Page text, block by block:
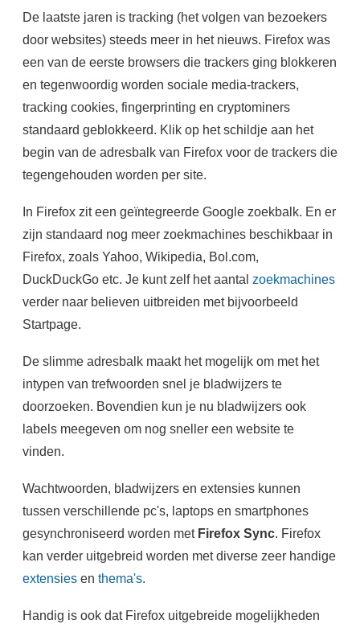
De laatste jaren is tracking (het volgen van bezoekers
door websites) steeds meer in het nieuws. Firefox was
een van de eerste browsers die trackers ging blokkeren
en tegenwoordig worden sociale media-trackers,
tracking cookies, fingerprinting en cryptominers
standaard geblokkeerd. Klik op het schildje aan het
begin van de adresbalk van Firefox voor de trackers die
tegengehouden worden per site.
In Firefox zit een geïntegreerde Google zoekbalk. En er
zijn standaard nog meer zoekmachines beschikbaar in
Firefox, zoals Yahoo, Wikipedia, Bol.com,
DuckDuckGo etc. Je kunt zelf het aantal zoekmachines
verder naar believen uitbreiden met bijvoorbeeld
Startpage.
De slimme adresbalk maakt het mogelijk om met het
intypen van trefwoorden snel je bladwijzers te
doorzoeken. Bovendien kun je nu bladwijzers ook
labels meegeven om nog sneller een website te
vinden.
Wachtwoorden, bladwijzers en extensies kunnen
tussen verschillende pc's, laptops en smartphones
gesynchroniseerd worden met Firefox Sync. Firefox
kan verder uitgebreid worden met diverse zeer handige
extensiesen thema's.
Handig is ook dat Firefox uitgebreide mogelijkheden